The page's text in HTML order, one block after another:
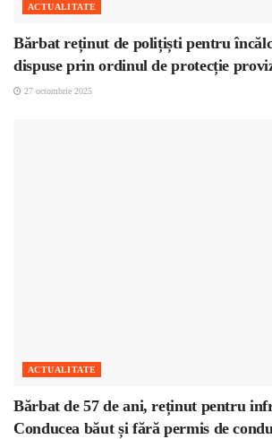
ACTUALITATE
Bărbat reținut de polițiști pentru
dispuse prin ordinul de protecție
27 octombrie 2025
ACTUALITATE
Bărbat de 57 de ani, reținut pentru
Conducea băut și fără permis de